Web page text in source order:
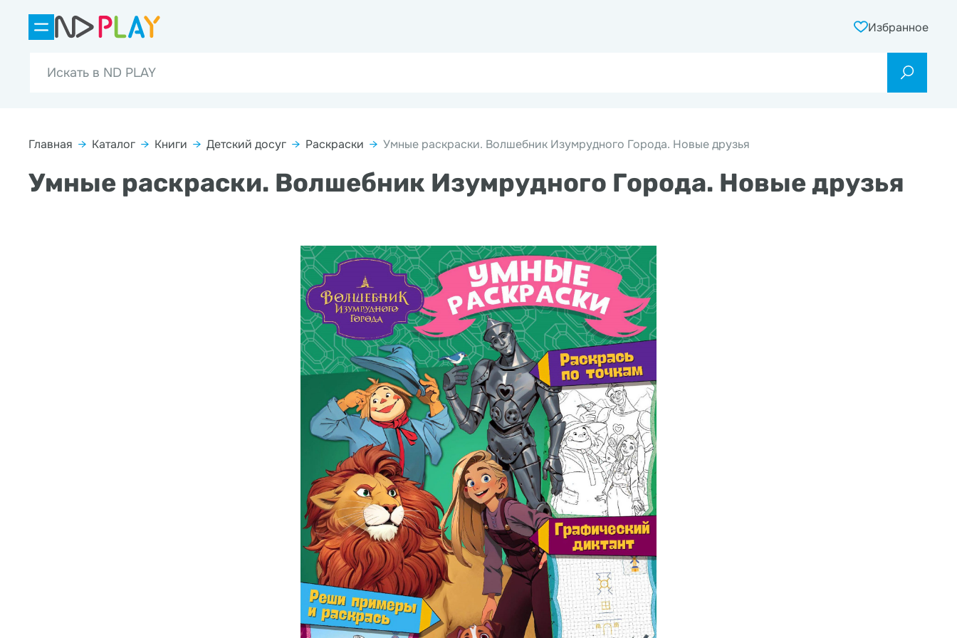
Избранное
Главная → Каталог → Книги → Детский досуг → Раскраски → Умные раскраски. Волшебник Изумрудного Города. Новые друзья
Умные раскраски. Волшебник Изумрудного Города. Новые друзья